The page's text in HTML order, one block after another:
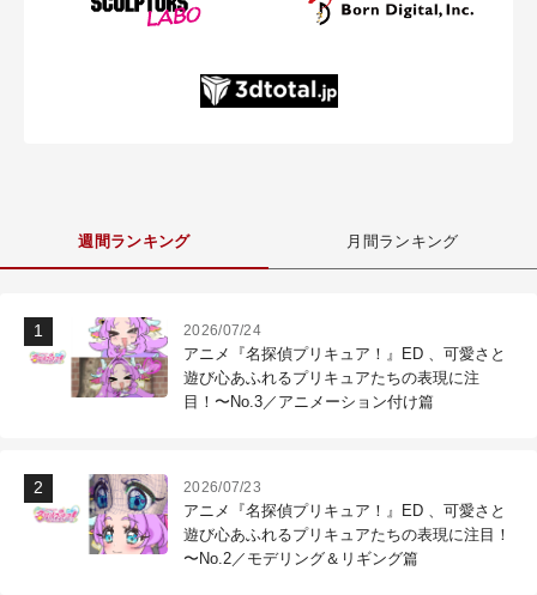
週間ランキング 月間ランキング
2026/07/24
アニメ『名探偵プリキュア！』ED 、可愛さと
遊び心あふれるプリキュアたちの表現に注
目！〜No.3／アニメーション付け篇
2026/07/23
アニメ『名探偵プリキュア！』ED 、可愛さと
遊び心あふれるプリキュアたちの表現に注目！
〜No.2／モデリング＆リギング篇